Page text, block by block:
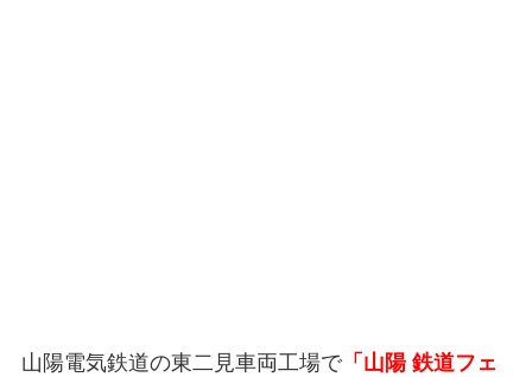
山陽電気鉄道の東二見車両工場で「山陽 鉄道フェ